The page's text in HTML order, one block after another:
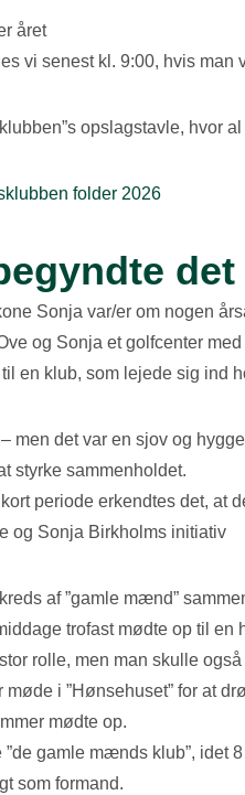
året
vi senest kl. 9:00, hvis
opslagstavle, hvor
folder 2026
det
Sonja var/er om nogen
og Sonja et golfcenter
en klub, som lejede sig ind
men det var en sjov og
styrke sammenholdet.
periode erkendtes det, at
og Sonja Birkholms initiativ
af ”gamle mænd”
trofast mødte op til
rolle, men man skulle
møde i ”Hønsehuset” for at
mødte op.
gamle mænds klub”, idet
som formand.